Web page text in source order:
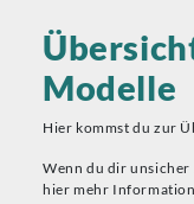
Modelle
Hier kommst du zur
Wenn du dir unsicher
hier mehr